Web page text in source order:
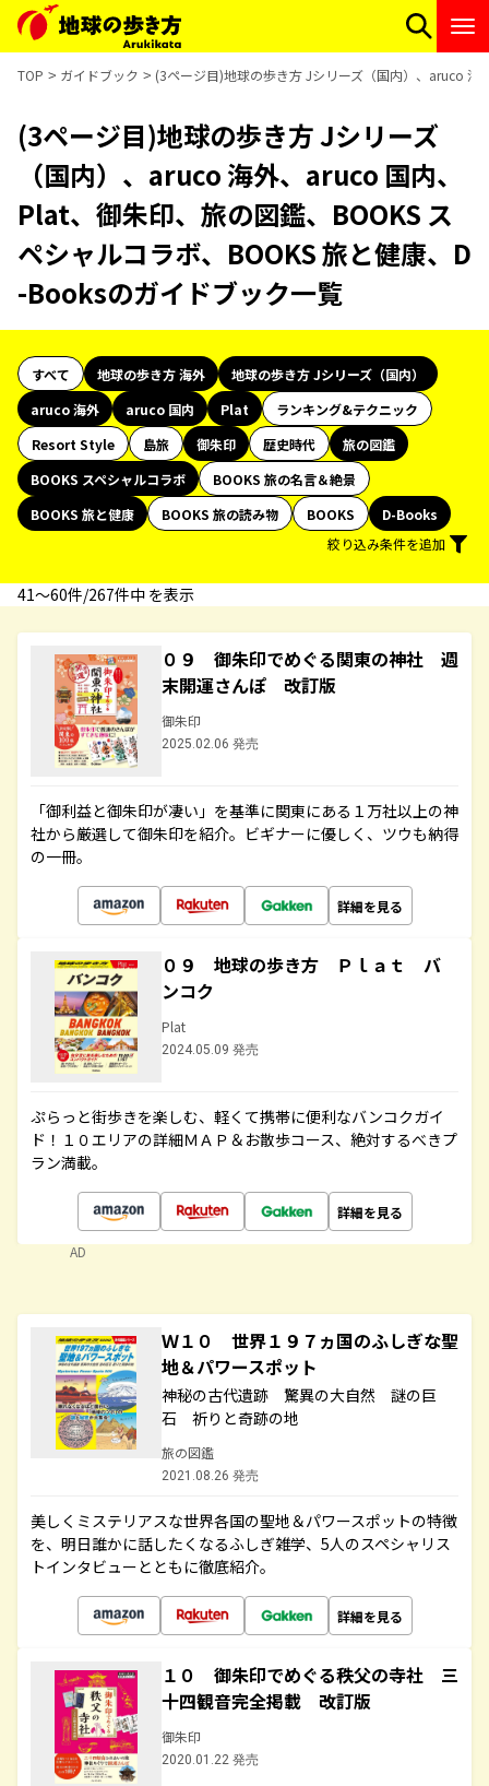
TOP ガイドブック (3ページ目)地球の歩き方 Jシリーズ（国内）、aruco
(3ページ目)地球の歩き方 Jシリーズ
（国内）、aruco 海外、aruco 国内、
Plat、御朱印、旅の図鑑、BOOKS ス
ペシャルコラボ、BOOKS 旅と健康、D
-Booksのガイドブック一覧
すべて 地球の歩き方 海外
地球の歩き方 Jシリーズ（国内）
aruco 海外
aruco 国内 Plat
ランキング&テクニック
Resort Style
島旅 御朱印 歴史時代
旅の図鑑
BOOKS スペシャルコラボ
BOOKS 旅の名言＆絶景
BOOKS 旅と健康
BOOKS 旅の読み物 BOOKS
D-Books
絞り込み条件を追加
41〜60件/267件中 を表示
０９ 御朱印でめぐる関東の神社 週
末開運さんぽ 改訂版
御朱印
2025.02.06 発売
「御利益と御朱印が凄い」を基準に関東にある１万社以上の神
社から厳選して御朱印を紹介。ビギナーに優しく、ツウも納得
の一冊。
詳細を見る
０９ 地球の歩き方 Ｐｌａｔ バ
ンコク
Plat
2024.05.09 発売
ぷらっと街歩きを楽しむ、軽くて携帯に便利なバンコクガイ
ド！１０エリアの詳細ＭＡＰ＆お散歩コース、絶対するべきプ
ラン満載。
詳細を見る
AD
Ｗ１０ 世界１９７ヵ国のふしぎな聖
地＆パワースポット
神秘の古代遺跡 驚異の大自然 謎の巨
石 祈りと奇跡の地
旅の図鑑
2021.08.26 発売
美しくミステリアスな世界各国の聖地＆パワースポットの特徴
を、明日誰かに話したくなるふしぎ雑学、5人のスペシャリス
トインタビューとともに徹底紹介。
詳細を見る
１０ 御朱印でめぐる秩父の寺社 三
十四観音完全掲載 改訂版
御朱印
2020.01.22 発売